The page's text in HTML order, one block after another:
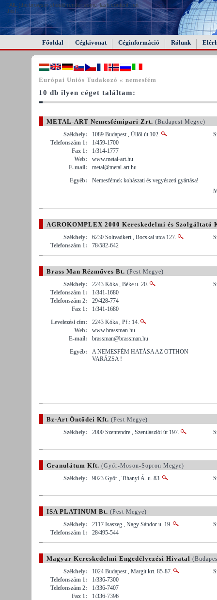
FAIL (the browser should render some flash content, not
this).
Főoldal Cégkivonat Céginformáció Rólunk
Európai Uniós Tudakozó « nemesfém
10 db ilyen céget találtam:
METAL-ART Nemesfémipari Zrt. (Budapest Megye)
Székhely:
1089 Budapest , Üllői út 102.
Telefonszám 1:
1/459-1700
Fax 1:
1/314-1777
Web:
www.metal-art.hu
E-mail:
metal@metal-art.hu
Egyéb:
Nemesfémek kohászati és vegyészeti gyártása!
AGROKOMPLEX 2000 Kereskedelmi és Szolgáltató
Székhely:
6230 Soltvadkert , Bocskai utca 127.
Telefonszám 1:
78/582-642
Brass Man Rézműves Bt. (Pest Megye)
Székhely:
2243 Kóka , Béke u. 20.
Telefonszám 1:
1/341-1680
Telefonszám 2:
29/428-774
Fax 1:
1/341-1680
Levelezési cím:
2243 Kóka , Pf.: 14.
Web:
www.brassman.hu
E-mail:
brassman@brassman.hu
Egyéb:
A NEMESFÉM HATÁSA AZ OTTHON
VARÁZSA !
Bz-Art Öntődei Kft. (Pest Megye)
Székhely:
2000 Szentendre , Szentlászlói út 197.
Granulátum Kft. (Győr-Moson-Sopron Megye)
Székhely:
9023 Győr , Tihanyi Á. u. 83.
ISA PLATINUM Bt. (Pest Megye)
Székhely:
2117 Isaszeg , Nagy Sándor u. 19.
Telefonszám 1:
28/495-544
Magyar Kereskedelmi Engedélyezési Hivatal
Székhely:
1024 Budapest , Margit krt. 85-87.
Telefonszám 1:
1/336-7300
Telefonszám 2:
1/336-7407
Fax 1:
1/336-7396